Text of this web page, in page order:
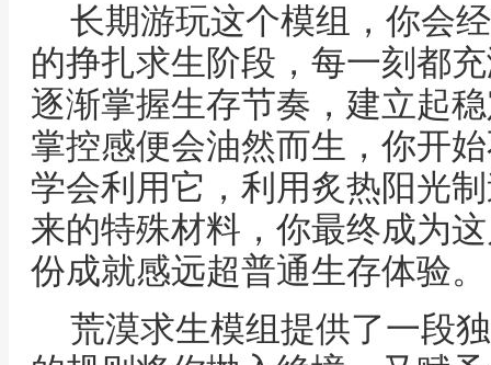
长期游玩这个模组，你会
的挣扎求生阶段，每一刻都
逐渐掌握生存节奏，建立起
掌控感便会油然而生，你开
学会利用它，利用炙热阳光
来的特殊材料，你最终成为
份成就感远超普通生存体验。
荒漠求生模组提供了一段